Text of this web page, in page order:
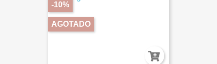
-10%
AGOTADO